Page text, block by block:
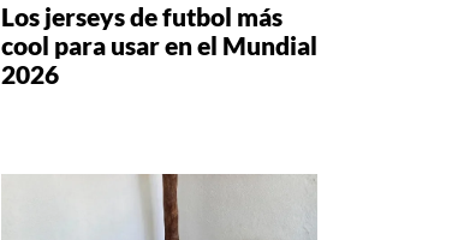
Los jerseys de futbol más
cool para usar en el Mundial
2026